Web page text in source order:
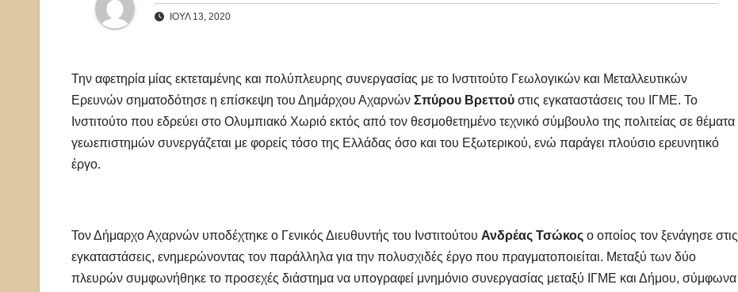
ΙΟΎΛ 13, 2020
Την αφετηρία μίας εκτεταμένης και πολύπλευρης συνεργασίας με το Ινστιτούτο Γεωλογικών και Μεταλλευτικών
Ερευνών σηματοδότησε η επίσκεψη του Δημάρχου Αχαρνών Σπύρου Βρεττού στις εγκαταστάσεις του ΙΓΜΕ. Το
Ινστιτούτο που εδρεύει στο Ολυμπιακό Χωριό εκτός από τον θεσμοθετημένο τεχνικό σύμβουλο της πολιτείας σε θέματα
γεωεπιστημών συνεργάζεται με φορείς τόσο της Ελλάδας όσο και του Εξωτερικού, ενώ παράγει πλούσιο ερευνητικό
έργο.
Τον Δήμαρχο Αχαρνών υποδέχτηκε ο Γενικός Διευθυντής του Ινστιτούτου Ανδρέας Τσώκος ο οποίος τον ξενάγησε στις
εγκαταστάσεις, ενημερώνοντας τον παράλληλα για την πολυσχιδές έργο που πραγματοποιείται. Μεταξύ των δύο
πλευρών συμφωνήθηκε το προσεχές διάστημα να υπογραφεί μνημόνιο συνεργασίας μεταξύ ΙΓΜΕ και Δήμου, σύμφωνα